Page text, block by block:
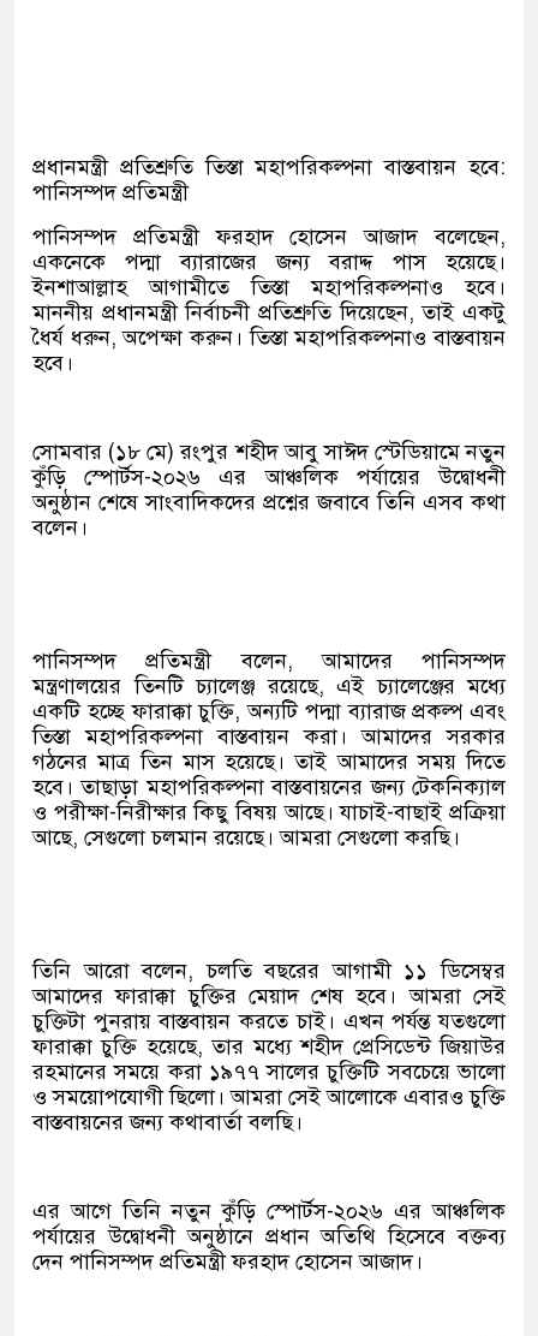
প্রধানমন্ত্রী প্রতিশ্রুতি তিস্তা মহাপরিকল্পনা বাস্তবায়ন হবে:
পানিসম্পদ প্রতিমন্ত্রী
পানিসম্পদ প্রতিমন্ত্রী ফরহাদ হোসেন আজাদ বলেছেন,
একনেকে পদ্মা ব্যারাজের জন্য বরাদ্দ পাস হয়েছে।
ইনশাআল্লাহ আগামীতে তিস্তা মহাপরিকল্পনাও হবে।
মাননীয় প্রধানমন্ত্রী নির্বাচনী প্রতিশ্রুতি দিয়েছেন, তাই একটু
ধৈর্য ধরুন, অপেক্ষা করুন। তিস্তা মহাপরিকল্পনাও বাস্তবায়ন
হবে।
সোমবার (১৮ মে) রংপুর শহীদ আবু সাঈদ স্টেডিয়ামে নতুন
কুঁড়ি স্পোর্টস-২০২৬ এর আঞ্চলিক পর্যায়ের উদ্বোধনী
অনুষ্ঠান শেষে সাংবাদিকদের প্রশ্নের জবাবে তিনি এসব কথা
বলেন।
পানিসম্পদ প্রতিমন্ত্রী বলেন, আমাদের পানিসম্পদ
মন্ত্রণালয়ের তিনটি চ্যালেঞ্জ রয়েছে, এই চ্যালেঞ্জের মধ্যে
একটি হচ্ছে ফারাক্কা চুক্তি, অন্যটি পদ্মা ব্যারাজ প্রকল্প এবং
তিস্তা মহাপরিকল্পনা বাস্তবায়ন করা। আমাদের সরকার
গঠনের মাত্র তিন মাস হয়েছে। তাই আমাদের সময় দিতে
হবে। তাছাড়া মহাপরিকল্পনা বাস্তবায়নের জন্য টেকনিক্যাল
ও পরীক্ষা-নিরীক্ষার কিছু বিষয় আছে। যাচাই-বাছাই প্রক্রিয়া
আছে, সেগুলো চলমান রয়েছে। আমরা সেগুলো করছি।
তিনি আরো বলেন, চলতি বছরের আগামী ১১ ডিসেম্বর
আমাদের ফারাক্কা চুক্তির মেয়াদ শেষ হবে। আমরা সেই
চুক্তিটা পুনরায় বাস্তবায়ন করতে চাই। এখন পর্যন্ত যতগুলো
ফারাক্কা চুক্তি হয়েছে, তার মধ্যে শহীদ প্রেসিডেন্ট জিয়াউর
রহমানের সময়ে করা ১৯৭৭ সালের চুক্তিটি সবচেয়ে ভালো
ও সময়োপযোগী ছিলো। আমরা সেই আলোকে এবারও চুক্তি
বাস্তবায়নের জন্য কথাবার্তা বলছি।
এর আগে তিনি নতুন কুঁড়ি স্পোর্টস-২০২৬ এর আঞ্চলিক
পর্যায়ের উদ্বোধনী অনুষ্ঠানে প্রধান অতিথি হিসেবে বক্তব্য
দেন পানিসম্পদ প্রতিমন্ত্রী ফরহাদ হোসেন আজাদ।